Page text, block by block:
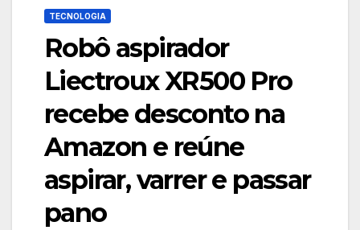
TECNOLOGIA
Robô aspirador
Liectroux XR500 Pro
recebe desconto na
Amazon e reúne
aspirar, varrer e passar
pano